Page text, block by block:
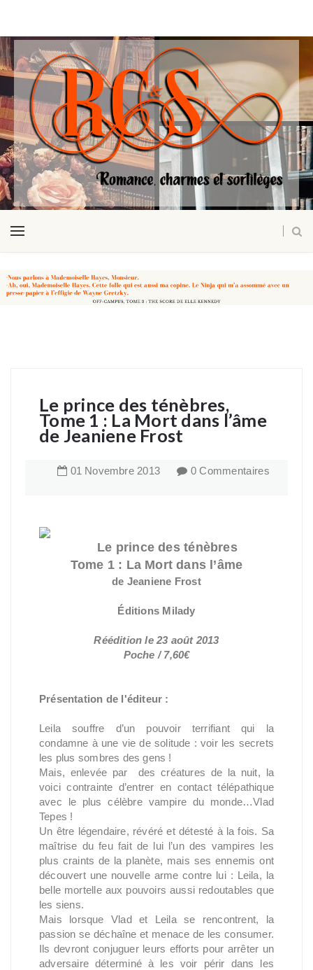
Le prince des ténèbres,
Tome 1 : La Mort dans l’âme
de Jeaniene Frost
01 Novembre 2013 0 Commentaires
Le prince des ténèbres
Tome 1 : La Mort dans l’âme
de Jeaniene Frost
Éditions Milady
Réédition le 23 août 2013
Poche / 7,60€
Présentation de l'éditeur :
Leila souffre d’un pouvoir terrifiant qui la
condamne à une vie de solitude : voir les secrets
les plus sombres des gens !
Mais, enlevée par des créatures de la nuit, la
voici contrainte d’entrer en contact télépathique
avec le plus célèbre vampire du monde…Vlad
Tepes !
Un être légendaire, révéré et détesté à la fois. Sa
maîtrise du feu fait de lui l’un des vampires les
plus craints de la planète, mais ses ennemis ont
découvert une nouvelle arme contre lui : Leila, la
belle mortelle aux pouvoirs aussi redoutables que
les siens.
Mais lorsque Vlad et Leila se rencontrent, la
passion se déchaîne et menace de les consumer.
Ils devront conjuguer leurs efforts pour arrêter un
adversaire déterminé à les voir périr dans les